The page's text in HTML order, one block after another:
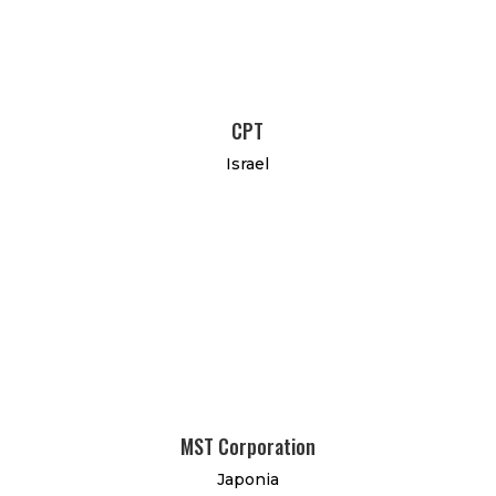
CPT
Israel
MST Corporation
Japonia